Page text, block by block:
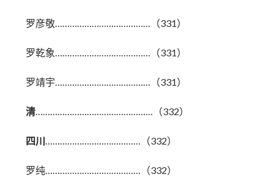
罗彦敬…………………………………（331）
罗乾象…………………………………（331）
罗靖宇…………………………………（331）
清…………………………………………（332）
四川…………………………………（332）
罗纯…………………………………（332）